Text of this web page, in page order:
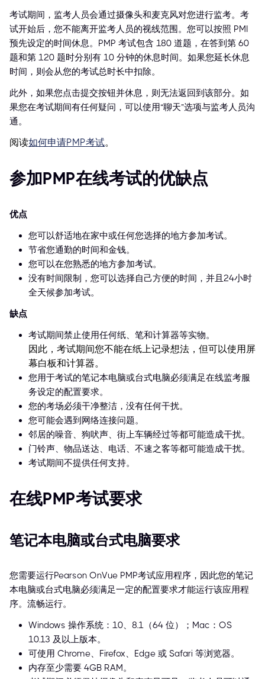
考试期间，监考人员会通过摄像头和麦克风对您进行监考。考
试开始后，您不能离开监考人员的视线范围。您可以按照 PMI
预先设定的时间休息。PMP 考试包含 180 道题，在答到第 60
题和第 120 题时分别有 10 分钟的休息时间。如果您延长休息
时间，则会从您的考试总时长中扣除。
此外，如果您点击提交按钮并休息，则无法返回到该部分。如
果您在考试期间有任何疑问，可以使用“聊天”选项与监考人员沟
通。
阅读如何申请PMP考试。
参加PMP在线考试的优缺点
优点
您可以舒适地在家中或任何您选择的地方参加考试。
节省您通勤的时间和金钱。
您可以在您熟悉的地方参加考试。
没有时间限制，您可以选择自己方便的时间，并且24小时
全天候参加考试。
缺点
考试期间禁止使用任何纸、笔和计算器等实物。
因此，考试期间您不能在纸上记录想法，但可以使用屏
幕白板和计算器。
您用于考试的笔记本电脑或台式电脑必须满足在线监考服
务设定的配置要求。
您的考场必须干净整洁，没有任何干扰。
您可能会遇到网络连接问题。
邻居的噪音、狗吠声、街上车辆经过等都可能造成干扰。
门铃声、物品送达、电话、不速之客等都可能造成干扰。
考试期间不提供任何支持。
在线PMP考试要求
笔记本电脑或台式电脑要求
您需要运行Pearson OnVue PMP考试应用程序，因此您的笔记
本电脑或台式电脑必须满足一定的配置要求才能运行该应用程
序。流畅运行。
Windows 操作系统：10、8.1（64 位）；Mac：OS
10.13 及以上版本。
可使用 Chrome、Firefox、Edge 或 Safari 等浏览器。
内存至少需要 4GB RAM。